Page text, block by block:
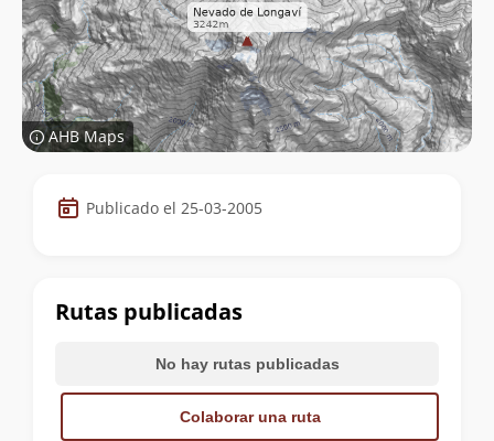
AHB Maps
Datos
de
cumbre
Publicado el 25-03-2005
Rutas publicadas
No hay rutas publicadas
Colaborar una ruta